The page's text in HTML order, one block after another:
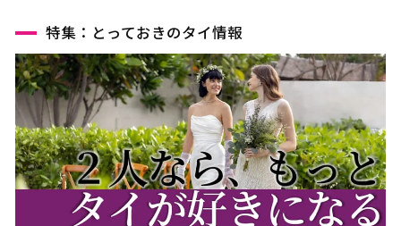
ウタイターニー
ウドーンターニー
コーンケーン
ナコーンラーチャシーマー
（コラート）
ウボンラーチャターニー
（ウボン）
カラシン
ルーイ
サコンナコーン
ナコーンパノム
特集：とっておきのタイ情報